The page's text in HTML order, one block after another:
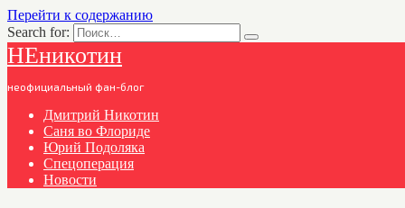
Перейти к содержанию
Search for:
НЕникотин
неофициальный фан-блог
Дмитрий Никотин
Саня во Флориде
Юрий Подоляка
Спецоперация
Новости